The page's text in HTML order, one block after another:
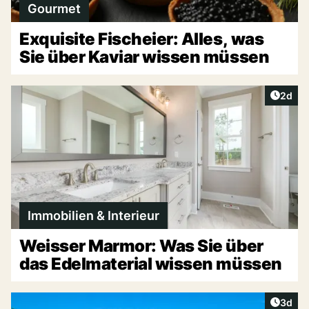
Gourmet
Exquisite Fischeier: Alles, was
Sie über Kaviar wissen müssen
2d
Immobilien & Interieur
Weisser Marmor: Was Sie über
das Edelmaterial wissen müssen
3d